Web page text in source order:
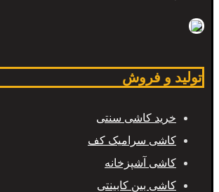
تولید و فروش
خرید کاشی سنتی
کاشی سرامیک کف
کاشی آشپزخانه
کاشی بین کابینتی